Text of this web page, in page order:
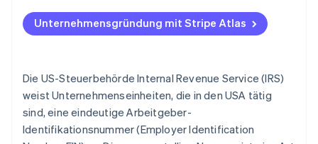
Beantragung bei Atlas
Akzeptieren von Zahlungen und Bankgeschäften
Bargeldloser Erwerb von Gründeranteilen
Automatische Einreichung des 83(b)-
Steuerformulars
Unternehmensgründung mit Stripe Atlas
Die US-Steuerbehörde Internal Revenue Service (IRS)
weist Unternehmenseinheiten, die in den USA tätig
sind, eine eindeutige Arbeitgeber-
Identifikationsnummer (Employer Identification